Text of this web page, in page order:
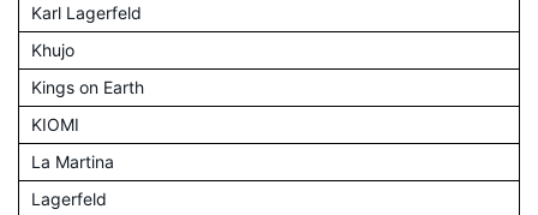
Karl Lagerfeld
Khujo
Kings on Earth
KIOMI
La Martina
Lagerfeld